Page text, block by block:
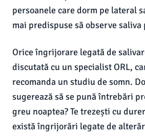
persoanele care dorm pe lateral
mai predispuse să observe saliva
Orice îngrijorare legată de
discutată cu un specialist ORL,
recomanda un studiu de somn.
sugerează să se pună întrebări
greu noaptea? Te trezești cu
există îngrijorări legate de